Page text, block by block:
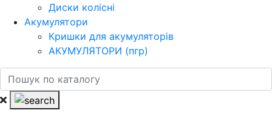
Диски колісні
Акумулятори
Кришки для акумуляторів
АКУМУЛЯТОРИ (пгр)